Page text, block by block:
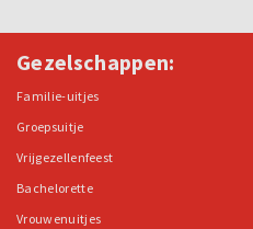
Gezelschappen:
Familie-uitjes
Groepsuitje
Vrijgezellenfeest
Bachelorette
Vrouwenuitjes